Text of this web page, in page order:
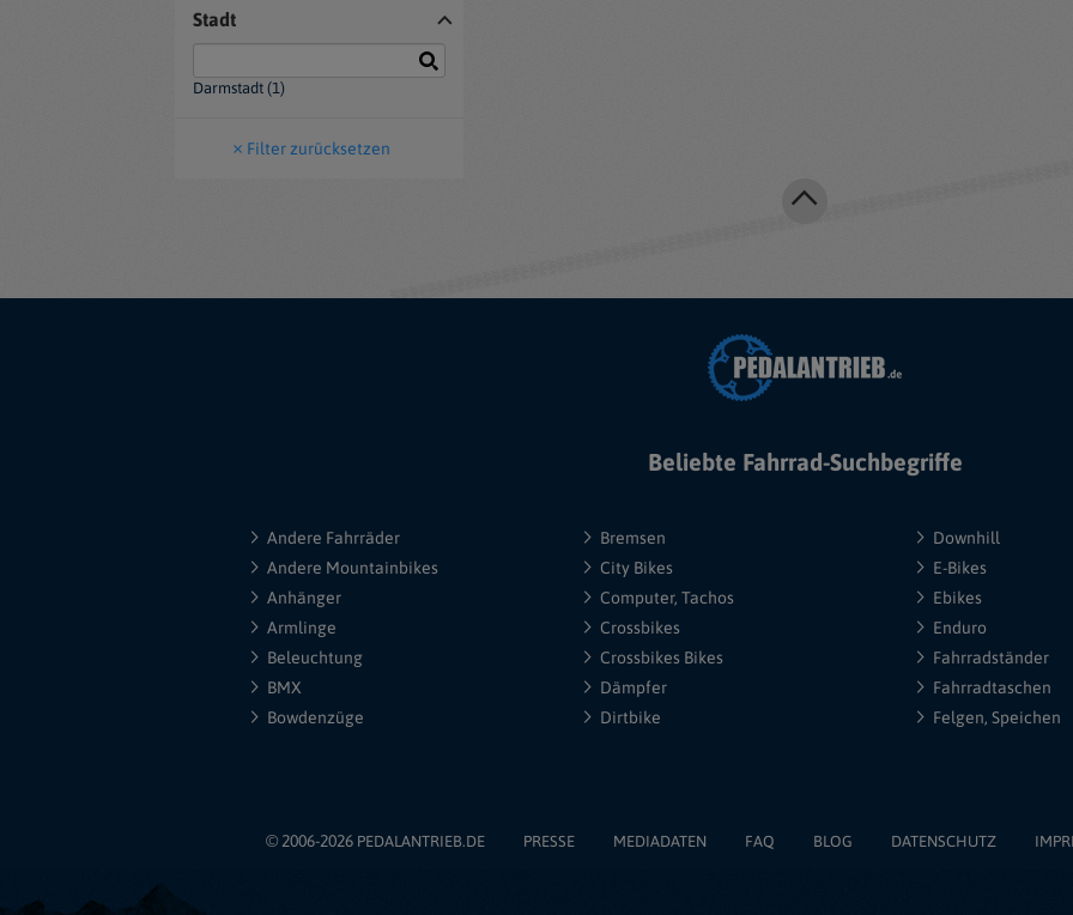
Stadt
Darmstadt (1)
Filter zurücksetzen
Beliebte Fahrrad-Suchbegriffe
Andere Fahrräder
Andere Mountainbikes
Anhänger
Armlinge
Beleuchtung
BMX
Bowdenzüge
Bremsen
City Bikes
Computer, Tachos
Crossbikes
Crossbikes Bikes
Dämpfer
Dirtbike
Downhill
E-Bikes
Ebikes
Enduro
Fahrradständer
Fahrradtaschen
Felgen, Speichen
© 2006-2026 PEDALANTRIEB.DE PRESSE MEDIADATEN FAQ BLOG DATENSCHUTZ